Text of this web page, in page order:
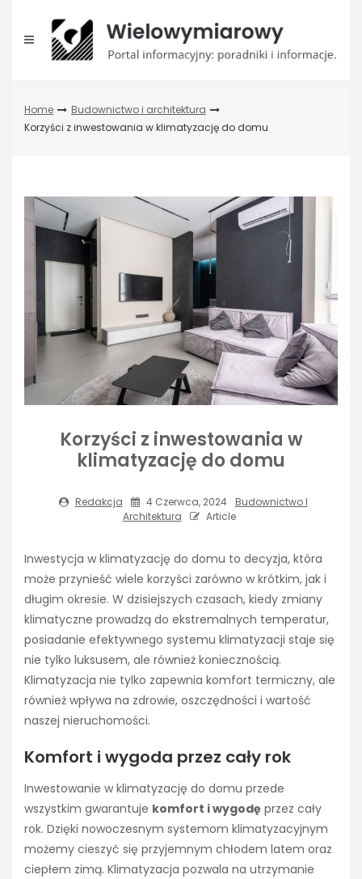
content
Home
Budownictwo i architektura
Korzyści z inwestowania w klimatyzację do domu
Korzyści z inwestowania w
klimatyzację do domu
Redakcja 4 Czerwca, 2024
Budownictwo I
Architektura
Article
Inwestycja w klimatyzację do domu to decyzja, która
może przynieść wiele korzyści zarówno w krótkim, jak i
długim okresie. W dzisiejszych czasach, kiedy zmiany
klimatyczne prowadzą do ekstremalnych temperatur,
posiadanie efektywnego systemu klimatyzacji staje się
nie tylko luksusem, ale również koniecznością.
Klimatyzacja nie tylko zapewnia komfort termiczny, ale
również wpływa na zdrowie, oszczędności i wartość
naszej nieruchomości.
Komfort i wygoda przez cały rok
Inwestowanie w klimatyzację do domu przede
wszystkim gwarantuje komfort i wygodę przez cały
rok. Dzięki nowoczesnym systemom klimatyzacyjnym
możemy cieszyć się przyjemnym chłodem latem oraz
ciepłem zimą. Klimatyzacja pozwala na utrzymanie